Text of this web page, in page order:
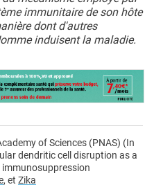
immunitaire de son hôte
dont d'autres
induisent la maladie.
of Sciences (PNAS) (In
dendritic cell disruption as a
, et Zika